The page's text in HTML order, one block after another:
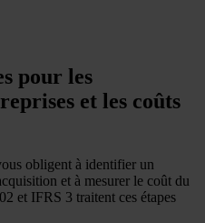
pour les
et les coûts
obligent à identifier un
et à mesurer le coût du
et IFRS 3 traitent ces étapes